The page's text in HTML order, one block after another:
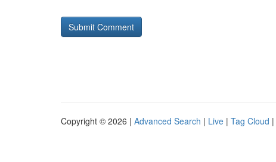
Copyright © 2026 | Advanced Search | Live | Tag Cloud |